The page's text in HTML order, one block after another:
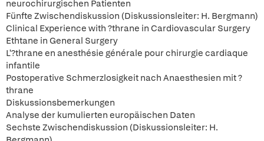
neurochirurgischen Patienten
Fünfte Zwischendiskussion (Diskussionsleiter: H. Bergmann)
Clinical Experience with ?thrane in Cardiovascular Surgery
Ethtane in General Surgery
L'?thrane en anesthésie générale pour chirurgie cardiaque
infantile
Postoperative Schmerzlosigkeit nach Anaesthesien mit ?
thrane
Diskussionsbemerkungen
Analyse der kumulierten europäischen Daten
Sechste Zwischendiskussion (Diskussionsleiter: H.